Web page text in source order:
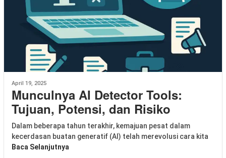
April 19, 2025
Munculnya AI Detector Tools:
Tujuan, Potensi, dan Risiko
Dalam beberapa tahun terakhir, kemajuan pesat dalam
kecerdasan buatan generatif (AI) telah merevolusi cara kita
Baca Selanjutnya